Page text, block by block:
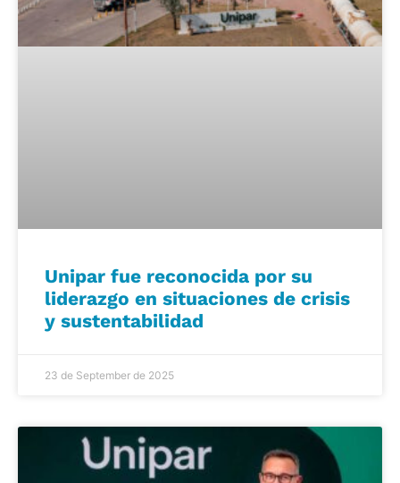
Unipar fue reconocida por su
liderazgo en situaciones de crisis
y sustentabilidad
23 de September de 2025